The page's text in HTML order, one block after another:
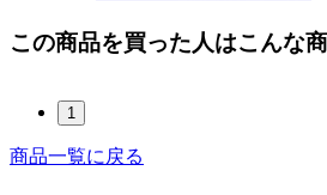
この商品を買った人はこんな
1
商品一覧に戻る